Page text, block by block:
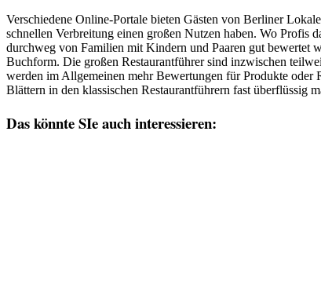
Verschiedene Online-Portale bieten Gästen von Berliner
schnellen Verbreitung einen großen Nutzen haben. Wo Profis
durchweg von Familien mit Kindern und Paaren gut bewertet
Buchform. Die großen Restaurantführer sind inzwischen
werden im Allgemeinen mehr Bewertungen für Produkte oder
Blättern in den klassischen Restaurantführern fast überflüssig
Das könnte SIe auch interessieren: